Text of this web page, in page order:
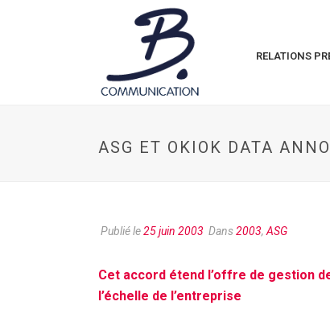
RELATIONS
ASG ET OKIOK DATA
Publié le25 juin 2003 Dans2003, ASG
Cet accord étend l’offre de gestion
l’échelle de l’entreprise